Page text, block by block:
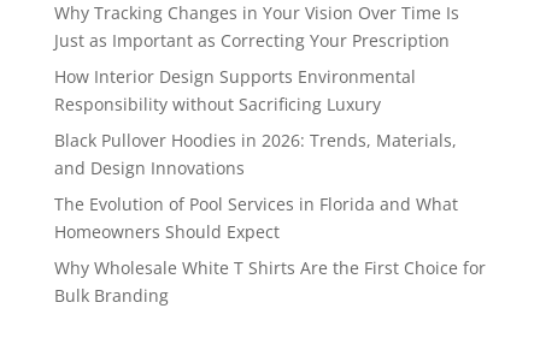
Why Tracking Changes in Your Vision Over Time Is
Just as Important as Correcting Your Prescription
How Interior Design Supports Environmental
Responsibility without Sacrificing Luxury
Black Pullover Hoodies in 2026: Trends, Materials,
and Design Innovations
The Evolution of Pool Services in Florida and What
Homeowners Should Expect
Why Wholesale White T Shirts Are the First Choice for
Bulk Branding